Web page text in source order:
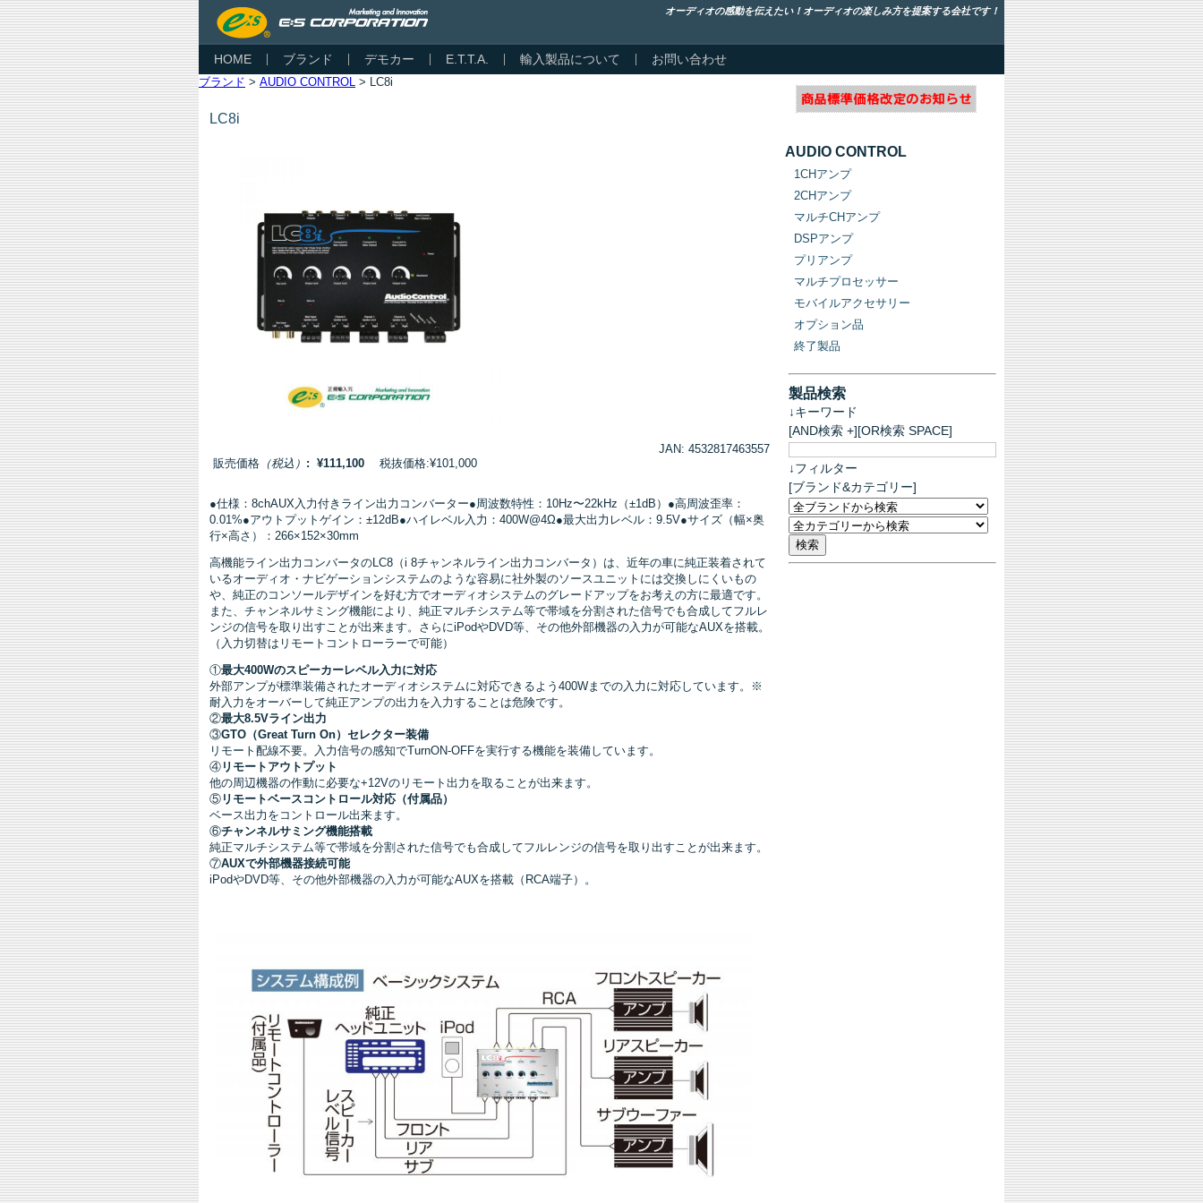
オーディオの感動を伝えたい！オーディオの楽しみ方を提案する会社です！
HOME ブランド デモカー E.T.T.A. 輸入製品について お問い合わせ
ブランド > AUDIO CONTROL > LC8i
LC8i
JAN: 4532817463557
販売価格 （税込） : ¥111,100 税抜価格:¥101,000
●仕様：8chAUX入力付きライン出力コンバーター●周波数特性：10Hz〜22kHz（±1dB）●高周波歪率：
0.01%●アウトプットゲイン：±12dB●ハイレベル入力：400W@4Ω●最大出力レベル：9.5V●サイズ（幅×奥
行×高さ）：266×152×30mm
高機能ライン出力コンバータのLC8（i 8チャンネルライン出力コンバータ）は、近年の車に純正装着されて
いるオーディオ・ナビゲーションシステムのような容易に社外製のソースユニットには交換しにくいもの
や、純正のコンソールデザインを好む方でオーディオシステムのグレードアップをお考えの方に最適です。
また、チャンネルサミング機能により、純正マルチシステム等で帯域を分割された信号でも合成してフルレ
ンジの信号を取り出すことが出来ます。さらにiPodやDVD等、その他外部機器の入力が可能なAUXを搭載。
（入力切替はリモートコントローラーで可能）
①最大400Wのスピーカーレベル入力に対応
外部アンプが標準装備されたオーディオシステムに対応できるよう400Wまでの入力に対応しています。※
耐入力をオーバーして純正アンプの出力を入力することは危険です。
②最大8.5Vライン出力
③GTO（Great Turn On）セレクター装備
リモート配線不要。入力信号の感知でTurnON-OFFを実行する機能を装備しています。
④ リモートアウトプット
他の周辺機器の作動に必要な+12Vのリモート出力を取ることが出来ます。
⑤ リモートベースコントロール対応（付属品）
ベース出力をコントロール出来ます。
⑥チャンネルサミング機能搭載
純正マルチシステム等で帯域を分割された信号でも合成してフルレンジの信号を取り出すことが出来ます。
⑦AUXで外部機器接続可能
iPodやDVD等、その他外部機器の入力が可能なAUXを搭載（RCA端子）。
AUDIO CONTROL
1CHアンプ
2CHアンプ
マルチCHアンプ
DSPアンプ
プリアンプ
マルチプロセッサー
モバイルアクセサリー
オプション品
終了製品
製品検索
↓キーワード
[AND検索 +][OR検索 SPACE]
↓フィルター
[ブランド&カテゴリー]